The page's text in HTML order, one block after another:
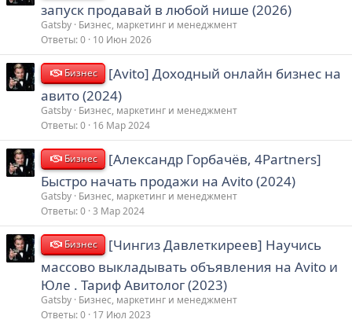
запуск продавай в любой нише (2026)
Gatsby Бизнес, маркетинг и менеджмент
Ответы 0 10 Июн 2026
Бизнес
[Avito] Доходный онлайн бизнес на
авито (2024)
Gatsby Бизнес, маркетинг и менеджмент
Ответы 0 16 Мар 2024
Бизнес
[Александр Горбачёв, 4Partners]
Быстро начать продажи на Avito (2024)
Gatsby Бизнес, маркетинг и менеджмент
Ответы 0 3 Мар 2024
Бизнес
[Чингиз Давлеткиреев] Научись
массово выкладывать объявления на Avito и
Юле . Тариф Авитолог (2023)
Gatsby Бизнес, маркетинг и менеджмент
Ответы 0 17 Июл 2023